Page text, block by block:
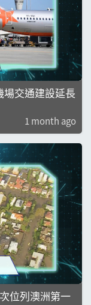
交通建設延長
1 month ago
位列澳洲第一